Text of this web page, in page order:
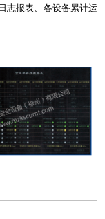
志报表、各设备累计运